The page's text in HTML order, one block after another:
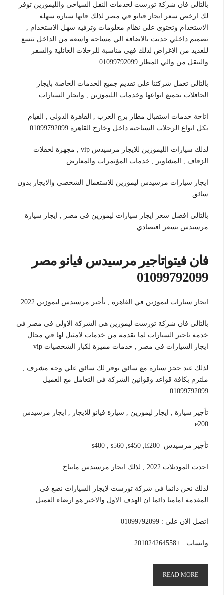
بالتالي فان شركة تورست لخدمات النقل السياحي والليموزين توفر
لك ارخص سعر ايجار فيانو في مصر لذلك فانها سيارة سهلة
الاستخدام وتحتوي علي نظام معلومات وترفيه سهل الاستخدام ,
تصميم داخلي حديث بالاضافة الي مساحة واسعة من الداخل تتسع
للعديد من الاغراض لذلك فهي مناسبة للرحلات العائلية والسفر
والتنقل من والي المطار 01099792099
بالتالي تعمل شركتنا علي تقديم جميع الخدمات الخاصة بايجار
الحافلات بجميع انواعها وخدمات الليموزين , وايجار السيارات
اتاحة خدمات استقبال مطار برج العرب , القاهرة الدولي , القيام
بكل انواع الرحلات السياحية داخل وخارج القاهرة 01099792099
لذلك سيارات الليموزين للايجار مرسيدس vip , مجهزة لحفلات
الزفاف , المشاوير , خدمات المؤتمرات والمعارض
ايجار سيارات مرسيدس ليموزين للاستعمال الشخصي والايجار بدون
سائق
بالتالي افضل سعر ايجار سيارات ليموزين في مصر , ايجار سيارة
مرسيدس بسعر اقتصادي
فان فيتو|تاجير مرسيدس فيانو مصر
01099792099
ايجار سيارات ليموزين في القاهرة , تأجير مرسيدس ليموزين 2022
بالتالي فان شركة تورست ليموزين هي الشركة الاولي في مصر في
خدمة تاجير السيارات لما نقدمة من خدمات لامثيل لها في مجال
ايجار السيارات في مصر , خدمات مميزة لكبار الشخصيات vip
لذلك عند حجز سيارة مع سائق نوفر لك سائق علي وجه مشرف ,
ملتزم بكافة قواعد وقوانين الشركة في التعامل مع العميل
01099792099
تأجير سيارة , ايجار ليموزين , سيارة فيانو للايجار , ايجار مرسيدس
e200
تأجير مرسيدس s400 , s560 ,s450 ,E200
احدث الموديلات 2022 , لذلك ايجار مرسيدس مايباخ
لذلك نحن دائما في شركة تورست لايجار السيارات نضع في
المقدمة امامنا دائما ان الهدف الاول والاخير هو ارضاء العميل .
اتصل الان علي : 01099792099
واتساب : +201024264558
READ MORE